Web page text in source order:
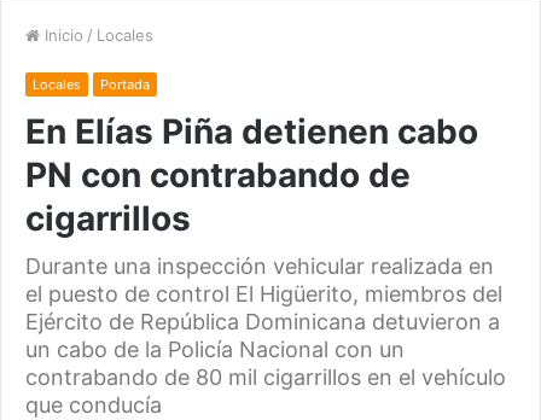
Inicio / Locales
Locales Portada
En Elías Piña detienen cabo
PN con contrabando de
cigarrillos
Durante una inspección vehicular realizada en
el puesto de control El Higüerito, miembros del
Ejército de República Dominicana detuvieron a
un cabo de la Policía Nacional con un
contrabando de 80 mil cigarrillos en el vehículo
que conducía